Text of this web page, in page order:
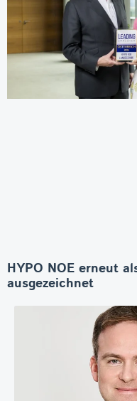
HYPO NOE erneut
ausgezeichnet